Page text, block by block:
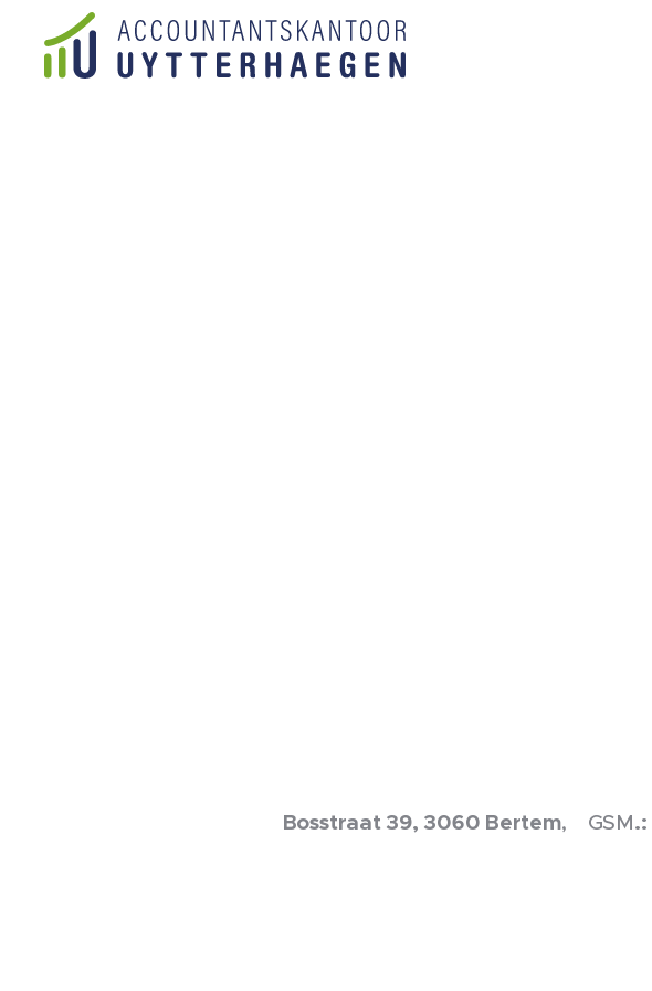
Bosstraat 39, 3060 Bertem, GSM.: